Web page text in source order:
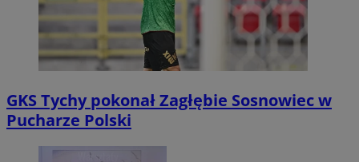
GKS Tychy pokonał Zagłębie Sosnowiec w
Pucharze Polski